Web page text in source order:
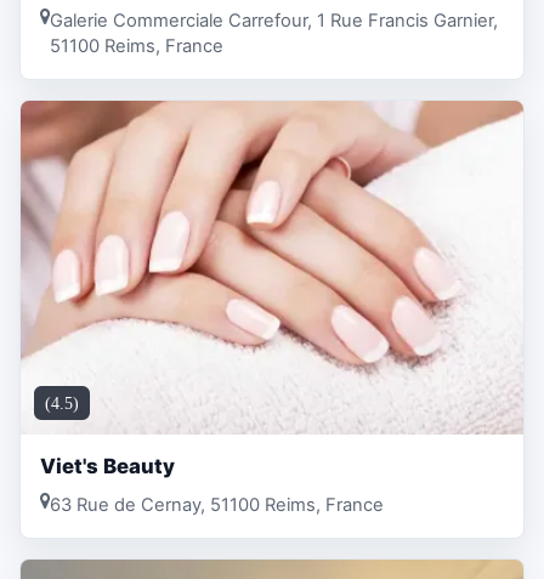
Galerie Commerciale Carrefour, 1 Rue Francis Garnier,
51100 Reims, France
(4.5)
Viet's Beauty
63 Rue de Cernay, 51100 Reims, France